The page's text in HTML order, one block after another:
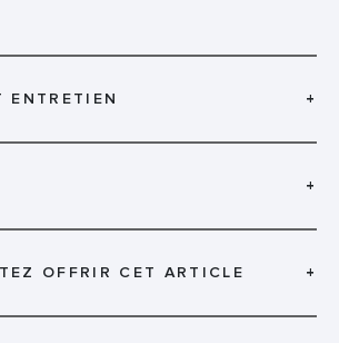
ENTRETIEN +
+
OFFRIR CET ARTICLE +